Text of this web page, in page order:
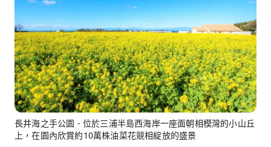
長井海之手公園 - 位於三浦半島西海岸一座面朝相模灣的小山丘
上，在園內欣賞約10萬株油菜花競相綻放的盛景